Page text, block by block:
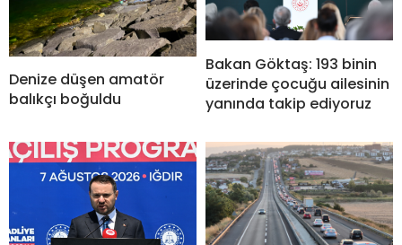
Denize düşen amatör
balıkçı boğuldu
Bakan Göktaş: 193 binin
üzerinde çocuğu ailesinin
yanında takip ediyoruz